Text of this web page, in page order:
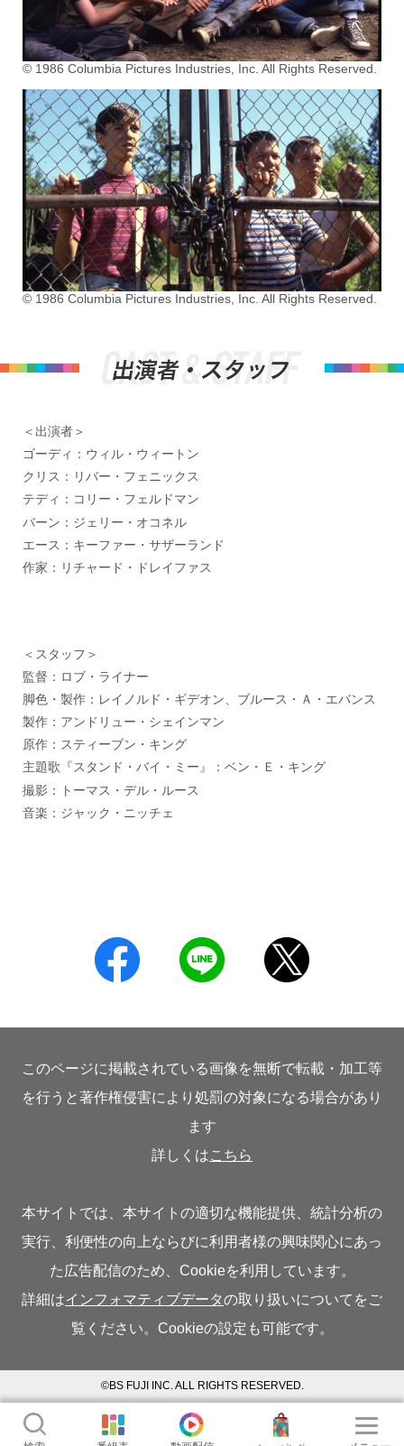
© 1986 Columbia Pictures Industries, Inc. All Rights Reserved.
© 1986 Columbia Pictures Industries, Inc. All Rights Reserved.
＜出演者＞
ゴーディ：ウィル・ウィートン
クリス：リバー・フェニックス
テディ：コリー・フェルドマン
バーン：ジェリー・オコネル
エース：キーファー・サザーランド
作家：リチャード・ドレイファス
＜スタッフ＞
監督：ロブ・ライナー
脚色・製作：レイノルド・ギデオン、ブルース・Ａ・エバンス
製作：アンドリュー・シェインマン
原作：スティーブン・キング
主題歌『スタンド・バイ・ミー』：ベン・Ｅ・キング
撮影：トーマス・デル・ルース
音楽：ジャック・ニッチェ
このページに掲載されている画像を無断で転載・加工等
を行うと著作権侵害により処罰の対象になる場合があり
ます
詳しくはこちら
本サイトでは、本サイトの適切な機能提供、統計分析の
実行、利便性の向上ならびに利用者様の興味関心にあっ
た広告配信のため、Cookieを利用しています。
詳細はインフォマティブデータの取り扱いについてをご
覧ください。Cookieの設定も可能です。
©BS FUJI INC. ALL RIGHTS RESERVED.